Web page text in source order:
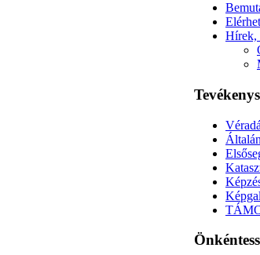
Hírek,